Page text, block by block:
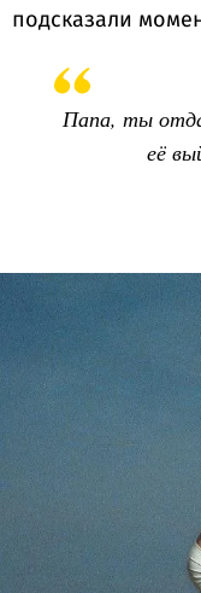
подсказали
Папа, ты
её